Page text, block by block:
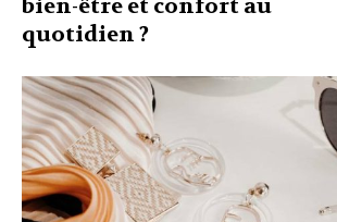
bien-être et confort au
quotidien ?